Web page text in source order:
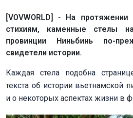
[VOVWORLD] - На
стихиям, каменные стелы
провинции Ниньбинь по-
свидетели истории.
Каждая стела подобна
текста об истории вьетнамской
и о некоторых аспектах жизни в